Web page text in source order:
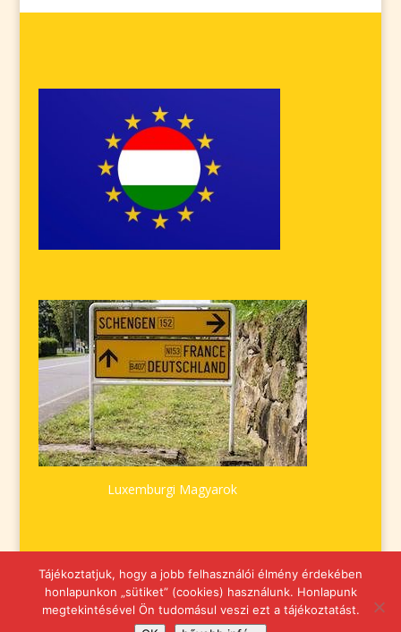
Luxemburgi Magyarok
Tájékoztatjuk, hogy a jobb felhasználói élmény érdekében
honlapunkon „sütiket” (cookies) használunk. Honlapunk
megtekintésével Ön tudomásul veszi ezt a tájékoztatást.